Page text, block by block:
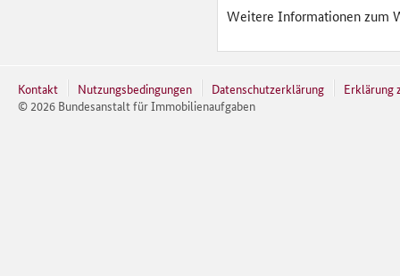
Weitere Informationen zum
Kontakt Nutzungsbedingungen Datenschutzerklärung
Erklärung
© 2026 Bundesanstalt für Immobilienaufgaben